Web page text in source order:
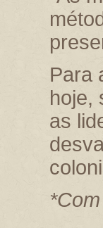
Para
hoje,
as